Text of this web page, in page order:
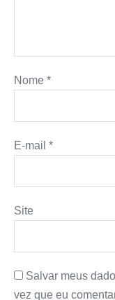
Nome *
E-mail *
Site
Salvar meus
vez que eu